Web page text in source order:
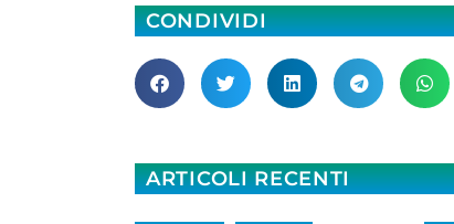
CONDIVIDI
ARTICOLI RECENTI